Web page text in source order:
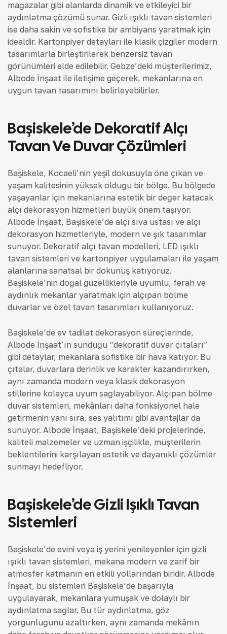
mağazalar gibi alanlarda dinamik ve etkileyici bir
aydınlatma çözümü sunar. Gizli ışıklı tavan sistemleri
ise daha sakin ve sofistike bir ambiyans yaratmak için
idealdir. Kartonpiyer detayları ile klasik çizgiler modern
tasarımlarla birleştirilerek benzersiz tavan
görünümleri elde edilebilir. Gebze’deki müşterilerimiz,
Albode İnşaat ile iletişime geçerek, mekanlarına en
uygun tavan tasarımını belirleyebilirler.
Başiskele’de Dekoratif Alçı
Tavan Ve Duvar Çözümleri
Başiskele, Kocaeli’nin yeşil dokusuyla öne çıkan ve
yaşam kalitesinin yüksek olduğu bir bölge. Bu bölgede
yaşayanlar için mekanlarına estetik bir değer katacak
alçı dekorasyon hizmetleri büyük önem taşıyor.
Albode İnşaat, Başiskele’de alçı sıva ustası ve alçı
dekorasyon hizmetleriyle, modern ve şık tasarımlar
sunuyor. Dekoratif alçı tavan modelleri, LED ışıklı
tavan sistemleri ve kartonpiyer uygulamaları ile yaşam
alanlarına sanatsal bir dokunuş katıyoruz.
Başiskele’nin doğal güzellikleriyle uyumlu, ferah ve
aydınlık mekanlar yaratmak için alçıpan bölme
duvarlar ve özel tavan tasarımları kullanıyoruz.
Başiskele’de ev tadilat dekorasyon süreçlerinde,
Albode İnşaat’ın sunduğu “dekoratif duvar çıtaları”
gibi detaylar, mekanlara sofistike bir hava katıyor. Bu
çıtalar, duvarlara derinlik ve karakter kazandırırken,
aynı zamanda modern veya klasik dekorasyon
stillerine kolayca uyum sağlayabiliyor. Alçıpan bölme
duvar sistemleri, mekânları daha fonksiyonel hale
getirmenin yanı sıra, ses yalıtımı gibi avantajlar da
sunuyor. Albode İnşaat, Başiskele’deki projelerinde,
kaliteli malzemeler ve uzman işçilikle, müşterilerin
beklentilerini karşılayan estetik ve dayanıklı çözümler
sunmayı hedefliyor.
Başiskele’de Gizli Işıklı Tavan
Sistemleri
Başiskele’de evini veya iş yerini yenileyenler için gizli
ışıklı tavan sistemleri, mekana modern ve zarif bir
atmosfer katmanın en etkili yollarından biridir. Albode
İnşaat, bu sistemleri Başiskele’de başarıyla
uygulayarak, mekanlara yumuşak ve dolaylı bir
aydınlatma sağlar. Bu tür aydınlatma, göz
yorgunluğunu azaltırken, aynı zamanda mekânın